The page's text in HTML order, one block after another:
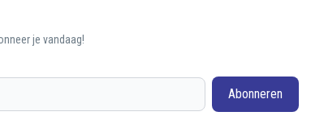
je vandaag!
Abonneren